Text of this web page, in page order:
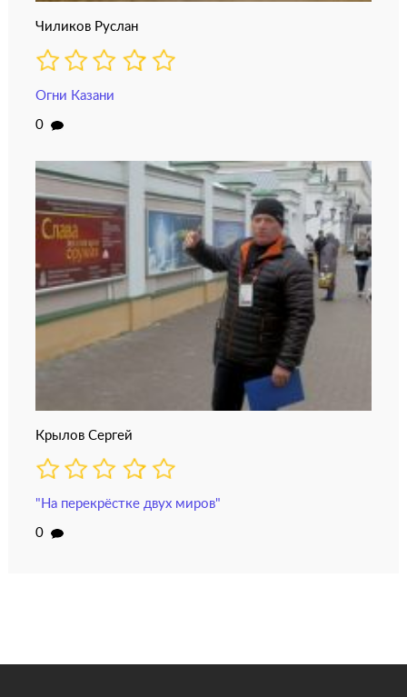
Чиликов Руслан
Огни Казани
0
Крылов Сергей
"На перекрёстке двух миров"
0